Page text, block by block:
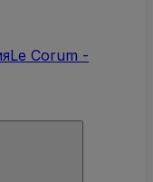
Le Corum -